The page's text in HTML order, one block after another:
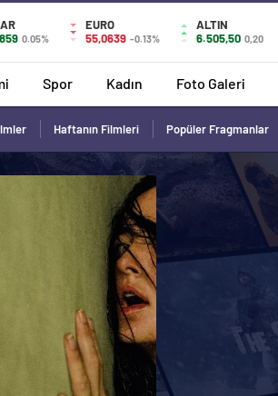
0.05%
EURO
55,0639 -0.13%
ALTIN
6.505,50 0,20
Spor Kadın Foto Galeri
Haftanın Filmleri Popüler Fragmanlar